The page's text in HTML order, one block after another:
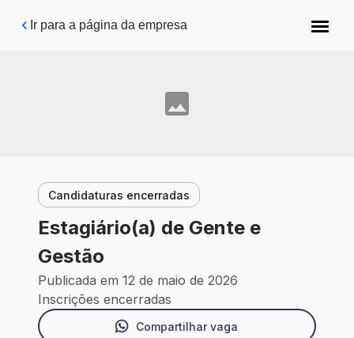
Pular para o conteúdo principal
Ir para a página da empresa
Candidaturas encerradas
Estagiário(a) de Gente e
Gestão
Publicada em 12 de maio de 2026
Inscrições encerradas
Compartilhar vaga